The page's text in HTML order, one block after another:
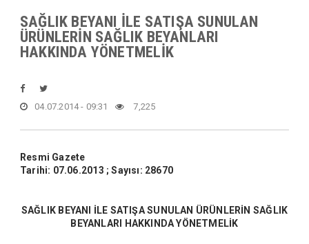
SAĞLIK BEYANI İLE SATIŞA SUNULAN
ÜRÜNLERİN SAĞLIK BEYANLARI
HAKKINDA YÖNETMELİK
04.07.2014 - 09:31 7,225
Resmi Gazete
Tarihi: 07.06.2013 ; Sayısı: 28670
SAĞLIK BEYANI İLE SATIŞA SUNULAN ÜRÜNLERİN SAĞLIK
BEYANLARI HAKKINDA YÖNETMELİK